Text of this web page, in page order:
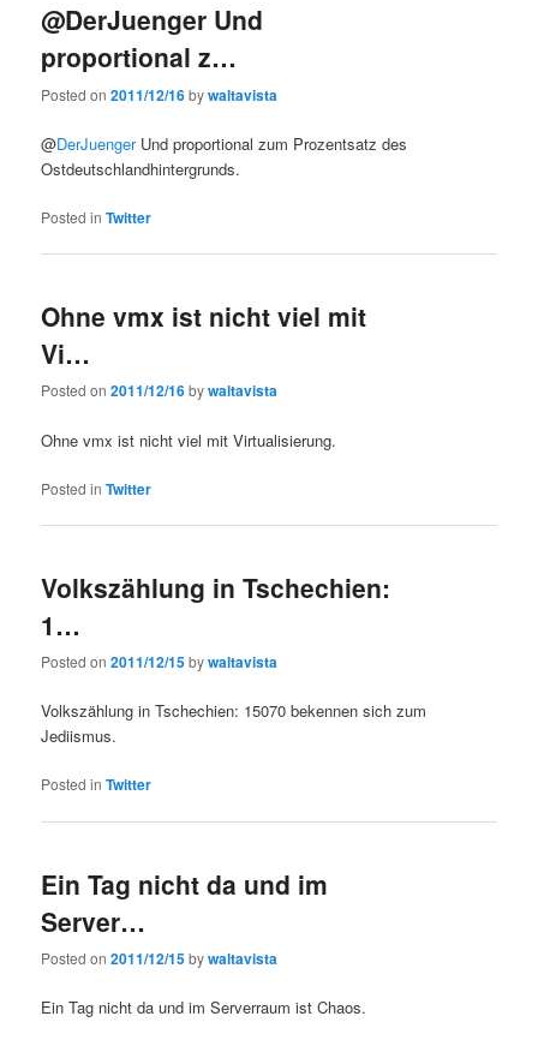
@DerJuenger Und
proportional z…
Posted on2011/12/16bywaltavista
@DerJuengerUnd proportional zum Prozentsatz des
Ostdeutschlandhintergrunds.
Posted in Twitter
Ohne vmx ist nicht viel mit
Vi…
Posted on2011/12/16bywaltavista
Ohne vmx ist nicht viel mit Virtualisierung.
Posted in Twitter
Volkszählung in Tschechien:
1…
Posted on2011/12/15bywaltavista
Volkszählung in Tschechien: 15070 bekennen sich zum
Jediismus.
Posted in Twitter
Ein Tag nicht da und im
Server…
Posted on2011/12/15bywaltavista
Ein Tag nicht da und im Serverraum ist Chaos.